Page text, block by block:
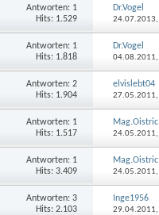
Antworten: 1
Hits: 1.529
Dr.Vogel
24.07.2013,
Antworten: 1
Hits: 1.818
Dr.Vogel
04.08.2011,
Antworten: 2
Hits: 1.904
elvislebt04
27.05.2011,
Antworten: 1
Hits: 1.517
Mag.Oistric
24.05.2011,
Antworten: 1
Hits: 3.409
Mag.Oistric
24.05.2011,
Antworten: 3
Hits: 2.103
Inge1956
29.04.2011,